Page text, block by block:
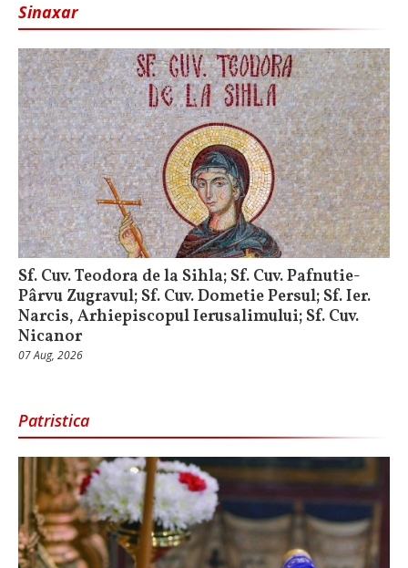
Sinaxar
Sf. Cuv. Teodora de la Sihla; Sf. Cuv. Pafnutie-
Pârvu Zugravul; Sf. Cuv. Dometie Persul; Sf. Ier.
Narcis, Arhiepiscopul Ierusalimului; Sf. Cuv.
Nicanor
07 Aug, 2026
Patristica